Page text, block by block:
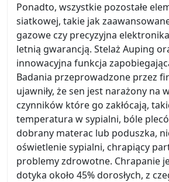
Ponadto, wszystkie pozostałe
siatkowej, takie jak
gazowe czy precyzyjna
letnią gwarancją. Stelaż Auping
innowacyjna funkcja
Badania przeprowadzone przez
ujawniły, że sen jest narażony na
czynników które go zakłócają,
temperatura w sypialni, bóle
dobrany materac lub poduszka,
oświetlenie sypialni, chrapiący
problemy zdrowotne. Chrapanie
dotyka około 45% dorosłych, z